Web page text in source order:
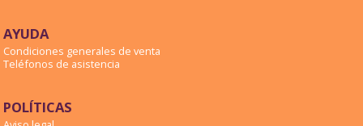
AYUDA
Condiciones generales de venta
Teléfonos de asistencia
POLÍTICAS